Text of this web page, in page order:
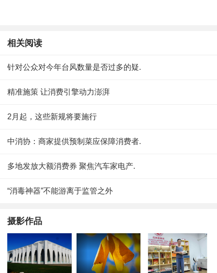
相关阅读
针对公众对今年台风数量是否过多的疑.
精准施策 让消费引擎动力澎湃
2月起，这些新规将要施行
中消协：商家提供预制菜应保障消费者.
多地发放大额消费券 聚焦汽车家电产.
“消毒神器”不能游离于监管之外
摄影作品